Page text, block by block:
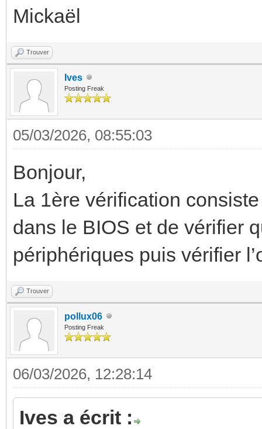
Mickaël
Trouver
Ives
Posting Freak
05/03/2026, 08:55:03
Bonjour,
La 1ère vérification
dans le BIOS et de vérifier
périphériques puis vérifier
Trouver
pollux06
Posting Freak
06/03/2026, 12:28:14
Ives a écrit :